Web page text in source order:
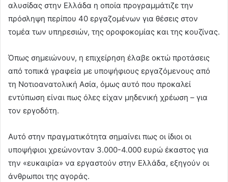
αλυσίδας στην Ελλάδα η οποία προγραμμάτιζε την
πρόσληψη περίπου 40 εργαζομένων για θέσεις στον
τομέα των υπηρεσιών, της οροφοκομίας και της κουζίνας.
Όπως σημειώνουν, η επιχείρηση έλαβε οκτώ προτάσεις
από τοπικά γραφεία με υποψήφιους εργαζόμενους από
τη Νοτιοανατολική Ασία, όμως αυτό που προκαλεί
εντύπωση είναι πως όλες είχαν μηδενική χρέωση – για
τον εργοδότη.
Αυτό στην πραγματικότητα σημαίνει πως οι ίδιοι οι
υποψήφιοι χρεώνονταν 3.000-4.000 ευρώ έκαστος για
την «ευκαιρία» να εργαστούν στην Ελλάδα, εξηγούν οι
άνθρωποι της αγοράς.